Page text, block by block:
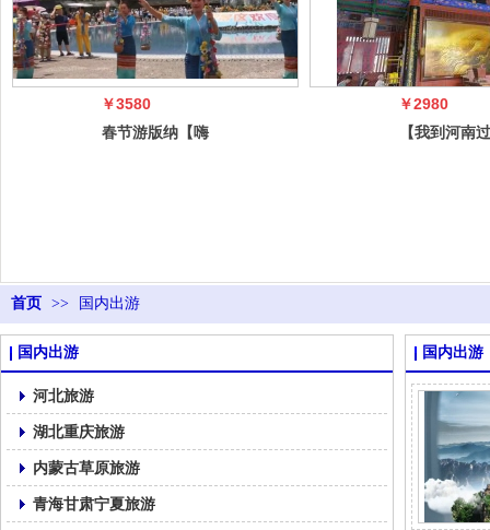
￥3580
春节游版纳【嗨
￥2980
【我到河南
首页 >> 国内出游
国内出游
河北旅游
湖北重庆旅游
内蒙古草原旅游
青海甘肃宁夏旅游
国内出游